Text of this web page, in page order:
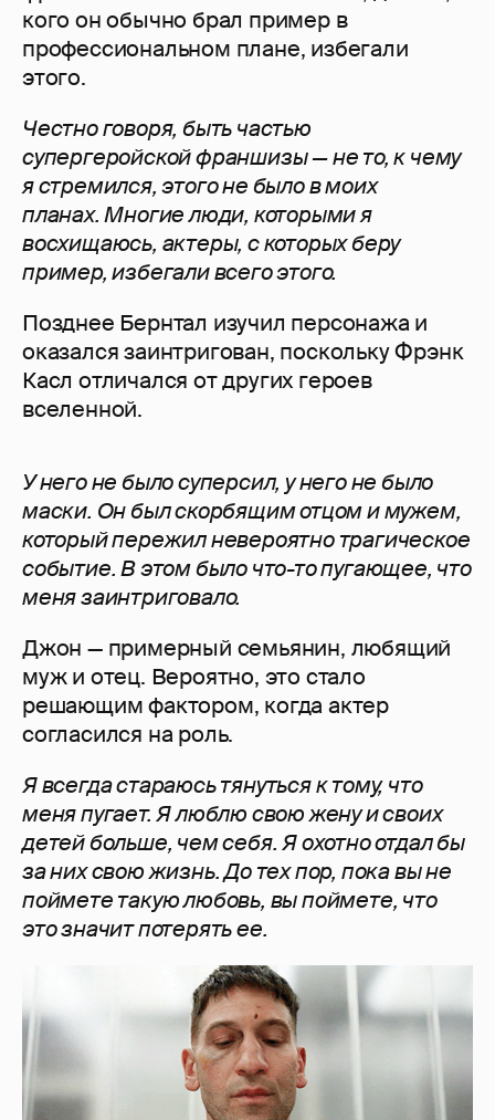
кого он обычно брал пример в
профессиональном плане, избегали
этого.
Честно говоря, быть частью
супергеройской франшизы — не то, к чему
я стремился, этого не было в моих
планах. Многие люди, которыми я
восхищаюсь, актеры, с которых беру
пример, избегали всего этого.
Позднее Бернтал изучил персонажа и
оказался заинтригован, поскольку Фрэнк
Касл отличался от других героев
вселенной.
У него не было суперсил, у него не было
маски. Он был скорбящим отцом и мужем,
который пережил невероятно трагическое
событие. В этом было что-то пугающее, что
меня заинтриговало.
Джон — примерный семьянин, любящий
муж и отец. Вероятно, это стало
решающим фактором, когда актер
согласился на роль.
Я всегда стараюсь тянуться к тому, что
меня пугает. Я люблю свою жену и своих
детей больше, чем себя. Я охотно отдал бы
за них свою жизнь. До тех пор, пока вы не
поймете такую ​​любовь, вы поймете, что
это значит потерять ее.